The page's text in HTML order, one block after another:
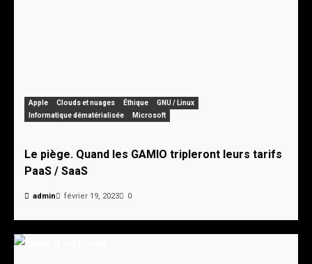
Apple Clouds et nuages Éthique
GNU / Linux
Informatique dématérialisée
Microsoft
Le piège. Quand les GAMIO tripleront leurs tarifs
PaaS / SaaS
admin février 19, 2023 0